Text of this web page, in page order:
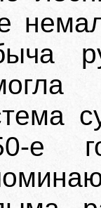
е